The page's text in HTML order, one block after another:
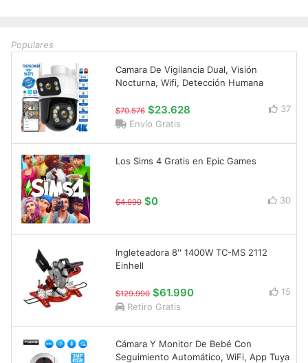
Populares
Camara De Vigilancia Dual, Visión
Nocturna, Wifi, Detección Humana
$70.576 $23.628
37
Envío Gratis
Los Sims 4 Gratis en Epic Games
$4.990 $0 30
Ingleteadora 8'' 1400W TC-MS 2112
Einhell
$129.990 $61.990
15
Retiro Gratis
Cámara Y Monitor De Bebé Con
Seguimiento Automático, WiFi, App Tuya